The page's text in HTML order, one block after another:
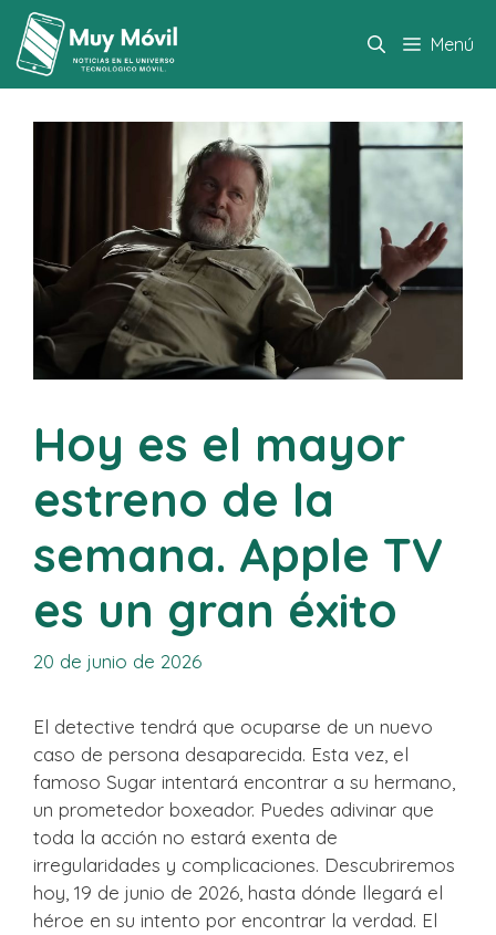
Saltar
contenido
Menú
Hoy es el mayor
estreno de la
semana. Apple TV
es un gran éxito
20 de junio de 2026
El detective tendrá que ocuparse de un nuevo
caso de persona desaparecida. Esta vez, el
famoso Sugar intentará encontrar a su hermano,
un prometedor boxeador. Puedes adivinar que
toda la acción no estará exenta de
irregularidades y complicaciones. Descubriremos
hoy, 19 de junio de 2026, hasta dónde llegará el
héroe en su intento por encontrar la verdad. El